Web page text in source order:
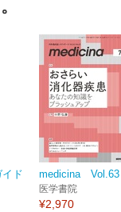
ド
medicina Vol.63
医学書院
¥2,970